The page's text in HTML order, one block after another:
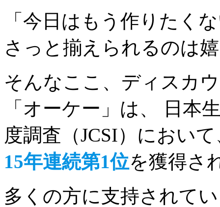
「今日はもう作りたく
さっと揃えられるの
そんなここ、ディスカ
「オーケー」は、 日本
度調査（JCSI）におい
15年連続第1位を獲得さ
多くの方に支持されて